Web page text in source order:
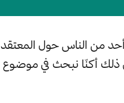
من الناس حول
أكنّا نبحث في موضوع